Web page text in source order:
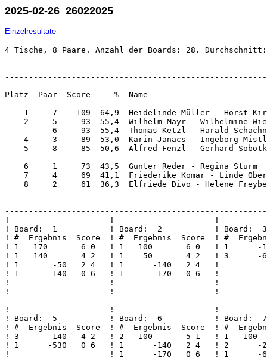
2025-02-26 26022025
Einzelresultate
4 Tische, 8 Paare. Anzahl der Boards: 28.
Platz  Paar  Score     %  Name
1     7    109  64,9  Heidelinde Müller -
2     5     93  55,4  Wilhelm Mayr - Wilhelmine
6     93  55,4  Thomas Ketzl - Harald
4     3     89  53,0  Karin Janacs - Ingeborg
5     8     85  50,6  Alfred Fenzl - Gerhard
6     1     73  43,5  Günter Reder - Regina
7     4     69  41,1  Friederike Komar - Linde
8     2     61  36,3  Elfriede Divo - Helene
!                     !                     !
! Board:  1           ! Board:  2           !
! #  Ergebnis  Score  ! #  Ergebnis  Score  ! #
! 1   170       6 0   ! 1   100       6 0   ! 1      -
! 1   140       4 2   ! 1    50       4 2   ! 3      -
! 1       -50   2 4   ! 1      -140   2 4   !
! 1      -140   0 6   ! 1      -170   0 6   !
!                     !                     !
!                     !                     !
!                     !                     !
! Board:  5           ! Board:  6           !
! #  Ergebnis  Score  ! #  Ergebnis  Score  ! #
! 3      -140   4 2   ! 2   100       5 1   ! 1
! 1      -530   0 6   ! 1      -140   2 4   ! 2      -
!                     ! 1      -170   0 6   ! 1      -